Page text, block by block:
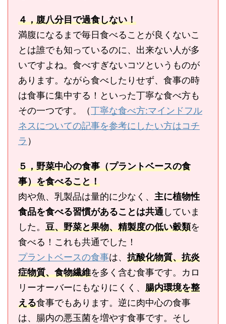
４，腹八分目で過食しない！
満腹になるまで毎日食べることが良くないこ
とは誰でも知っているのに、出来ない人が多
いですよね。食べすぎないコツというものが
あります。ながら食べしたりせず、食事の時
は食事に集中する！といった丁寧な食べ方も
その一つです。（丁寧な食べ方:マインドフル
ネスについての記事を参考にしたい方はコチ
ラ ）
５，野菜中心の食事（プラントベースの食
事）を食べること！
肉や魚、乳製品は量的に少なく、 主に植物性
食品を食べる習慣があることは共通 していま
した。 豆、野菜と果物、精製度の低い穀類を
食べる！これも共通でした！
プラントベースの食事は、 抗酸化物質、抗炎
症物質、食物繊維を多く含む食事です。カロ
リーオーバーにもなりにくく、 腸内環境を整
える食事でもあります。逆に肉中心の食事
は、腸内の悪玉菌を増やす食事です。そし